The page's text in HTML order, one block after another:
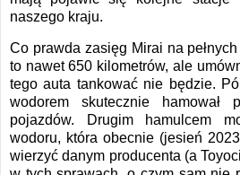
naszego kraju.
Co prawda zasięg Mirai na
to nawet 650 kilometrów, ale
tego auta tankować nie będzie.
wodorem skutecznie hamował
pojazdów. Drugim hamulcem
wodoru, która obecnie (jesień
wierzyć danym producenta (a